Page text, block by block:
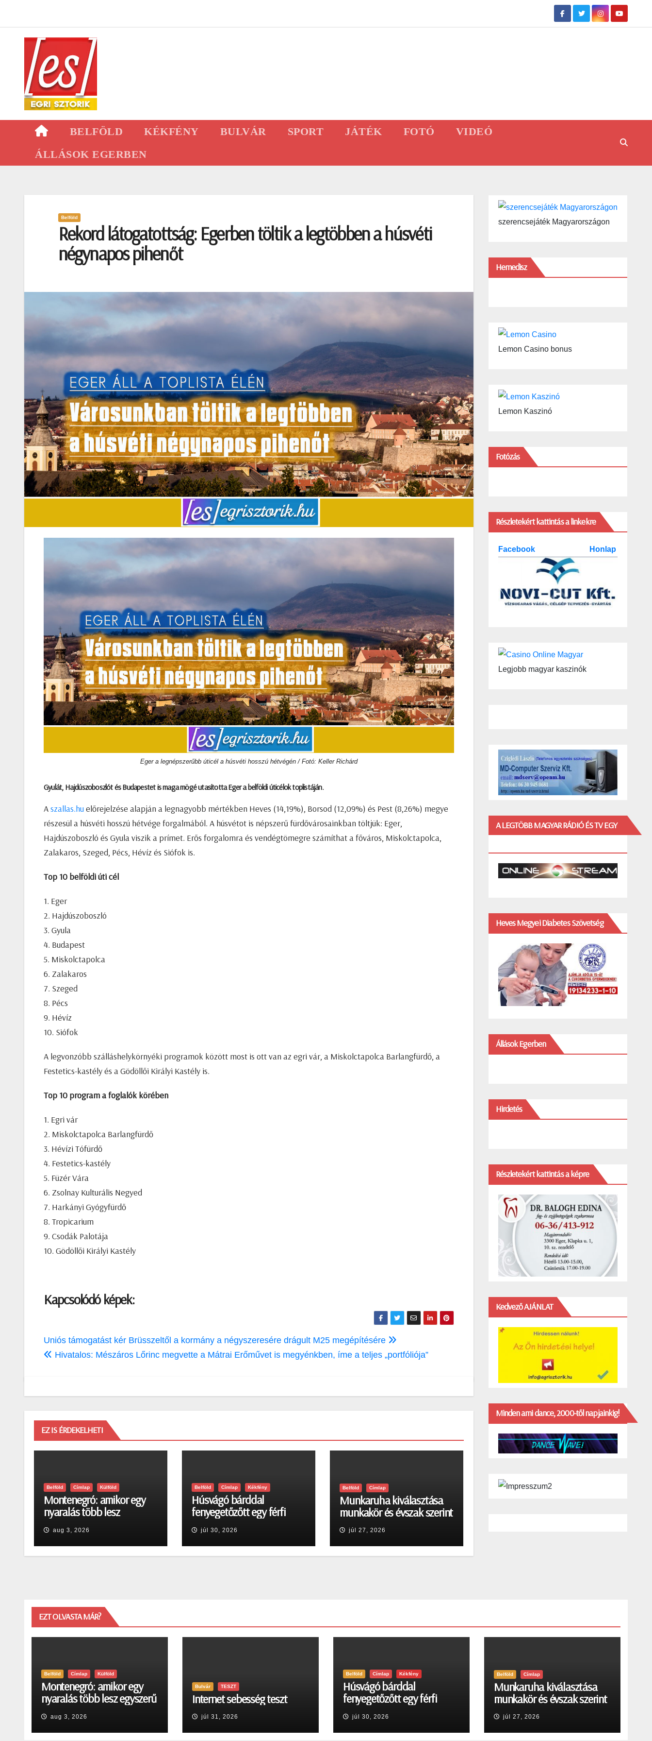
content
BELFÖLD KÉKFÉNY BULVÁR SPORT JÁTÉK FOTÓ
VIDEÓ
ÁLLÁSOK EGERBEN
Belföld
Rekord látogatottság: Egerben töltik a legtöbben a húsvéti
négynapos pihenőt
Eger a legnépszerűbb úticél a húsvéti hosszú hétvégén / Fotó: Keller Richárd
Gyulát, Hajdúszoboszlót és Budapestet is maga mögé utasította Eger a belföldi úticélok toplistáján.
Aszallas.huelőrejelzése alapján a legnagyobb mértékben Heves (14,19%), Borsod (12,09%) és Pest (8,26%) megye
részesül a húsvéti hosszú hétvége forgalmából. A húsvétot is népszerű fürdővárosainkban töltjük: Eger,
Hajdúszoboszló és Gyula viszik a prímet. Erős forgalomra és vendégtömegre számíthat a főváros, Miskolctapolca,
Zalakaros, Szeged, Pécs, Hévíz és Siófok is.
Top 10 belföldi úti cél
1. Eger
2. Hajdúszoboszló
3. Gyula
4. Budapest
5. Miskolctapolca
6. Zalakaros
7. Szeged
8. Pécs
9. Hévíz
10. Siófok
A legvonzóbb szálláshelykörnyéki programok között most is ott van az egri vár, a Miskolctapolca Barlangfürdő, a
Festetics-kastély és a Gödöllői Királyi Kastély is.
Top 10 program a foglalók körében
1. Egri vár
2. Miskolctapolca Barlangfürdő
3. Hévízi Tófürdő
4. Festetics-kastély
5. Füzér Vára
6. Zsolnay Kulturális Negyed
7. Harkányi Gyógyfürdő
8. Tropicarium
9. Csodák Palotája
10. Gödöllői Királyi Kastély
Kapcsolódó képek:
Bejegyzés
navigáció
Uniós támogatást kér Brüsszeltől a kormány a négyszeresére drágult M25 megépítésére
Hivatalos: Mészáros Lőrinc megvette a Mátrai Erőművet is megyénkben, íme a teljes „portfóliója”
EZ IS ÉRDEKELHETI
Belföld Címlap Külföld
Montenegró: amikor egy
nyaralás több lesz
egyszerű pihenésnél
aug 3, 2026
Belföld Címlap Kékfény
Húsvágó bárddal
fenyegetőzőtt egy férfi
Egerben
júl 30, 2026
Belföld Címlap
Munkaruha kiválasztása
munkakör és évszak szerint
júl 27, 2026
szerencsejáték Magyarországon
Hemedisz
Lemon Casino bonus
Lemon Kaszinó
Fotózás
Részletekért kattintás a linkekre
Facebook Honlap
Legjobb magyar kaszinók
A LEGTÖBB MAGYAR RÁDIÓ ÉS TV EGY
Heves Megyei Diabetes Szövetség
Állások Egerben
Hirdetés
Részletekért kattintás a képre
Kedvező AJÁNLAT
Minden ami dance, 2000-től napjainkig!
EZT OLVASTA MÁR?
Belföld Címlap Külföld
Montenegró: amikor egy
nyaralás több lesz egyszerű
pihenésnél
aug 3, 2026
Bulvár TESZT
Internet sebesség teszt
júl 31, 2026
Belföld Címlap Kékfény
Húsvágó bárddal
fenyegetőzőtt egy férfi
Egerben
júl 30, 2026
Belföld Címlap
Munkaruha kiválasztása
munkakör és évszak szerint
júl 27, 2026